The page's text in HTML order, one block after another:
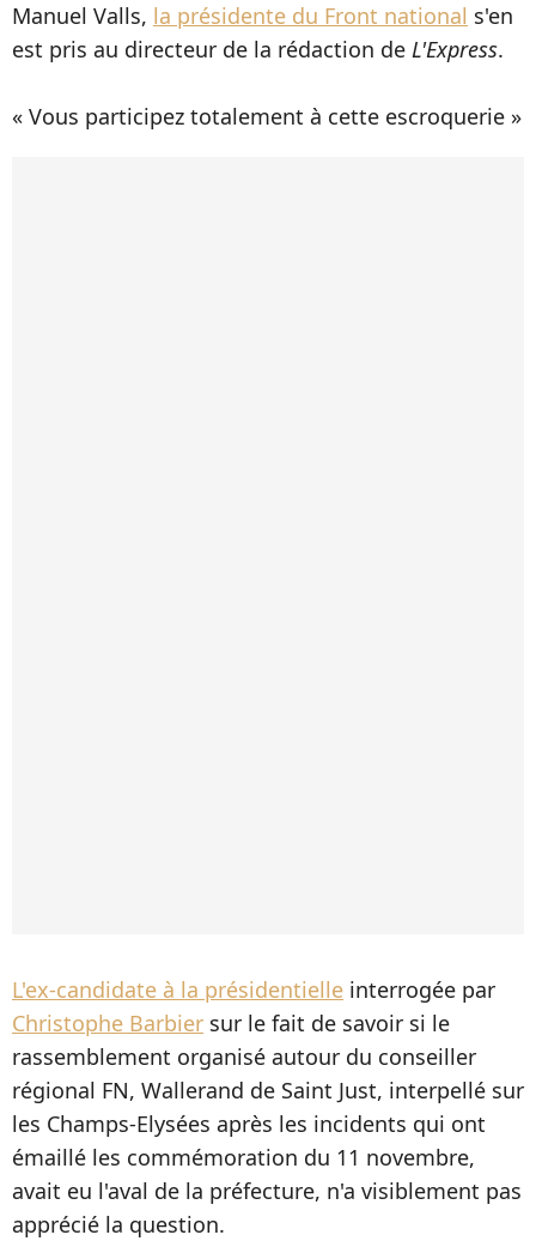
Manuel Valls, la présidente du Front national s'en
est pris au directeur de la rédaction de L'Express.
« Vous participez totalement à cette escroquerie »
L'ex-candidate à la présidentielle interrogée par
Christophe Barbier sur le fait de savoir si le
rassemblement organisé autour du conseiller
régional FN, Wallerand de Saint Just, interpellé sur
les Champs-Elysées après les incidents qui ont
émaillé les commémoration du 11 novembre,
avait eu l'aval de la préfecture, n'a visiblement pas
apprécié la question.